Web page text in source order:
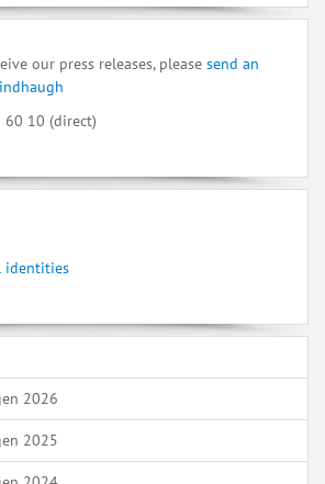
our press releases, please send an
60 10 (direct)
identities
2026
2025